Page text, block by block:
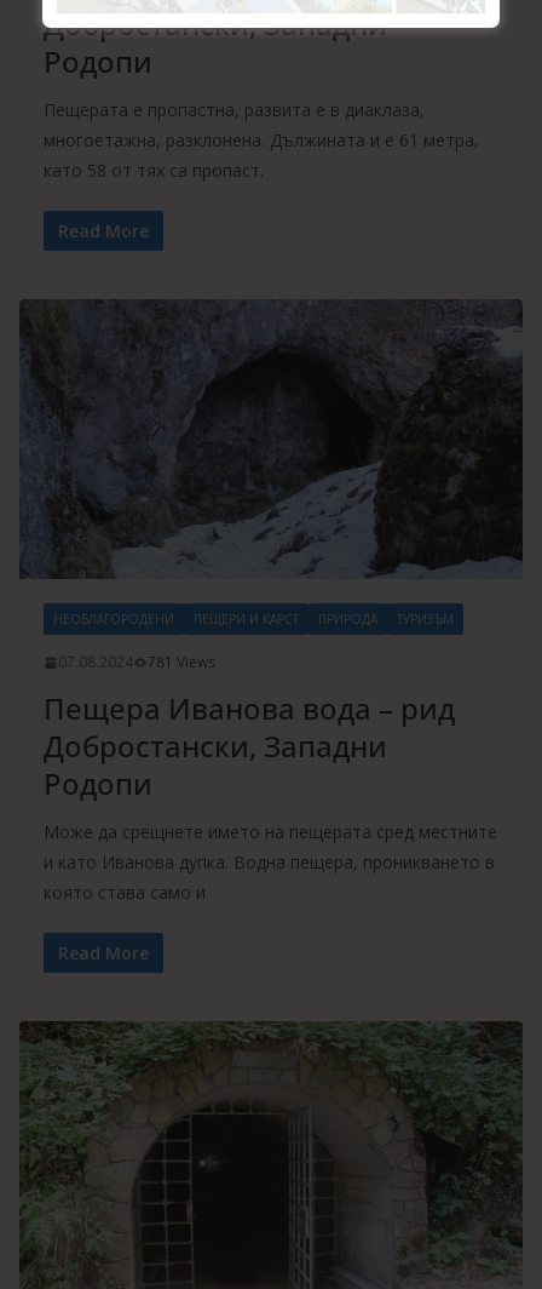
Добростански, Западни
Родопи
Пещерата е пропастна, развита е в диаклаза,
многоетажна, разклонена. Дължината и е 61 метра,
като 58 от тях са пропаст.
Read More
НЕОБЛАГОРОДЕНИ ПЕЩЕРИ И КАРСТ ПРИРОДА ТУРИЗЪМ
07.08.2024 781 Views
Пещера Иванова вода – рид
Добростански, Западни
Родопи
Може да срещнете името на пещерата сред местните
и като Иванова дупка. Водна пещера, проникването в
която става само и
Read More